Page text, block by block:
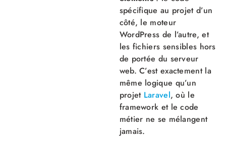
spécifique au projet d’un
côté, le moteur
WordPress de l’autre, et
les fichiers sensibles hors
de portée du serveur
web. C’est exactement la
même logique qu’un
projet Laravel, où le
framework et le code
métier ne se mélangent
jamais.